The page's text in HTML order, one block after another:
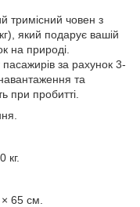
тримісний човен з
який подарує вашій
на природі.
за рахунок 3-
та
при пробитті.
кг.
65 см.